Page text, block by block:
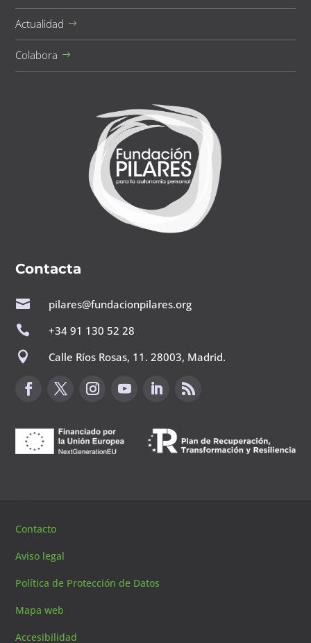
Actualidad
Colabora
Contacta

pilares@fundacionpilares.org

+34 91 130 52 28

Calle Ríos Rosas, 11. 28003, Madrid.
Contacto
Aviso legal
Política de Protección de Datos
Mapa web
Accesibilidad